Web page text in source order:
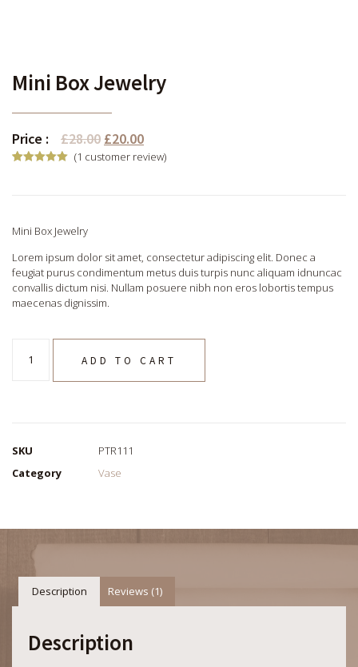
Mini Box Jewelry
Price : £28.00 £20.00
(1 customer review)
Mini Box Jewelry
Lorem ipsum dolor sit amet, consectetur adipiscing elit. Donec a
feugiat purus condimentum metus duis turpis nunc aliquam idnuncac
convallis dictum nisi. Nullam posuere nibh non eros lobortis tempus
maecenas dignissim.
ADD TO CART
SKU
PTR111
Category
Vase
Description Reviews (1)
Description